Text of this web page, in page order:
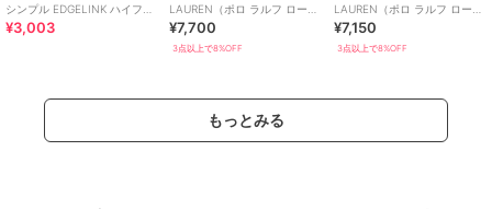
シンプル EDGELINK ハイフノ
ーム
¥3,003
LAUREN（ポロ ラルフ ローレ
ン）】
¥7,700
3点以上で8%OFF
LAUREN（ポロ ラルフ ローレ
ン）】
¥7,150
3点以上で8%OFF
もっとみる